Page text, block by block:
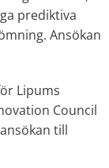
prediktiva
Ansökan
Lipums
Council
till